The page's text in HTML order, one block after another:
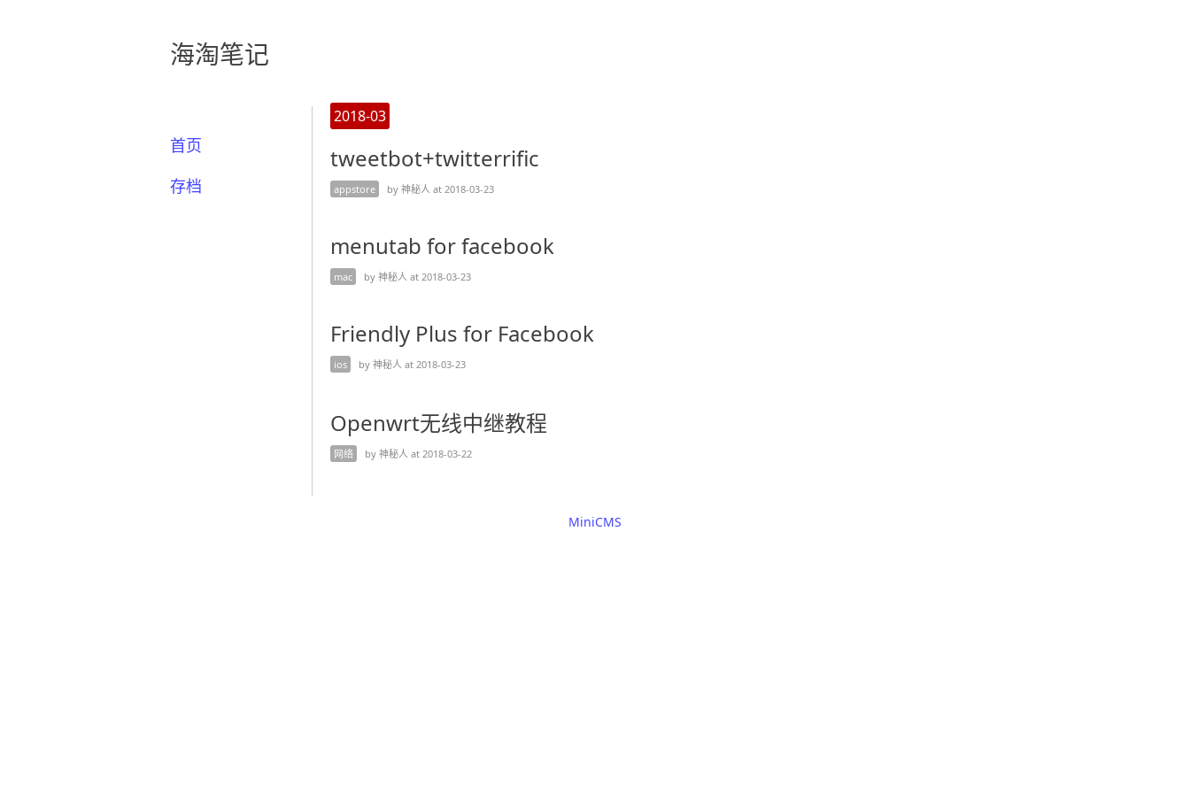
海淘笔记
2018-03
tweetbot+twitterrific
appstore by 神秘人 at 2018-03-23
menutab for facebook
mac by 神秘人 at 2018-03-23
Friendly Plus for Facebook
ios by 神秘人 at 2018-03-23
Openwrt无线中继教程
网络 by 神秘人 at 2018-03-22
首页
存档
MiniCMS